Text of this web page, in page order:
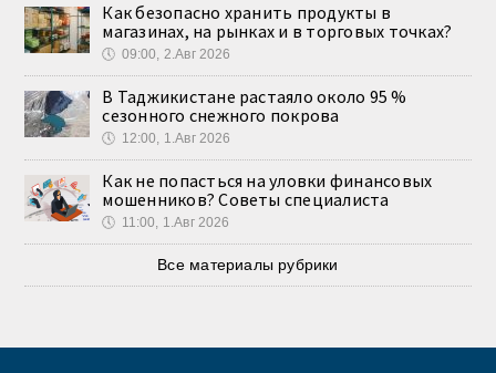
Как безопасно хранить продукты в
магазинах, на рынках и в торговых точках?
🕔 09:00, 2.Авг 2026
В Таджикистане растаяло около 95 %
сезонного снежного покрова
🕔 12:00, 1.Авг 2026
Как не попасться на уловки финансовых
мошенников? Советы специалиста
🕔 11:00, 1.Авг 2026
Все материалы рубрики